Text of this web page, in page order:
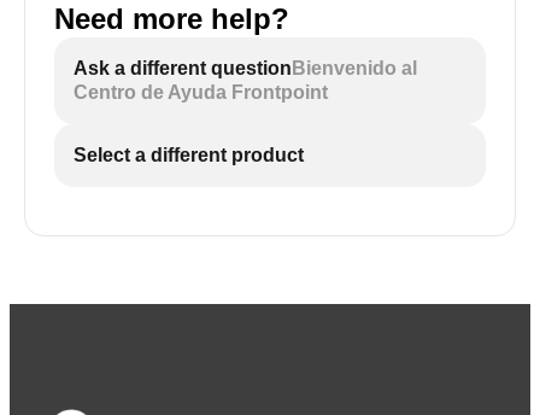
Need more help?
Ask a different question Bienvenido al
Centro de Ayuda Frontpoint
Select a different product